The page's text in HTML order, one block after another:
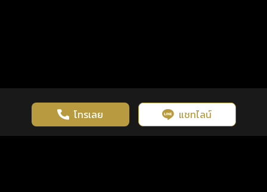
โทรเลย แชทไลน์
เว็บไซต์นี้มีการใช้งานคุกกี้ เพื่อเพิ่มประสิทธิภาพและประสบการณ์ที่ดี
ในการใช้งานเว็บไซต์ นโยบายความเป็นส่วนตัว
รู้ก่อน พร้อมกว่า ทุกจังหวะชีวิต คลิกดูดวงฟรี